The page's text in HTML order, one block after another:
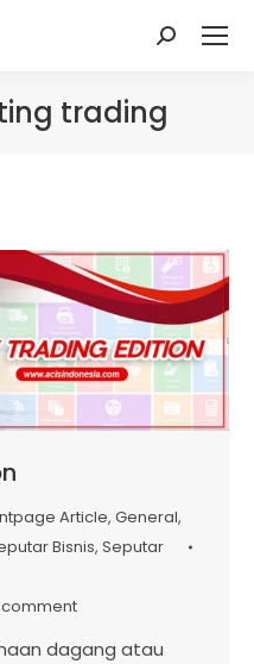
Search:
trading
Article, General,
Bisnis, Seputar
dagang atau